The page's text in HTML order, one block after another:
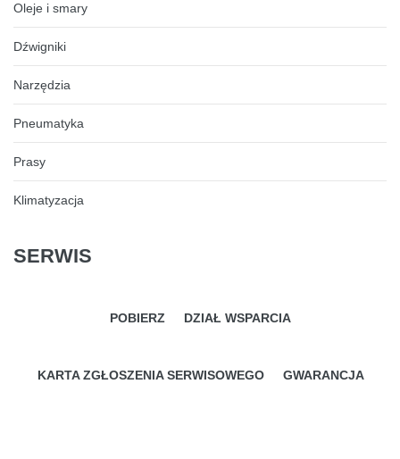
Oleje i smary
Dźwigniki
Narzędzia
Pneumatyka
Prasy
Klimatyzacja
SERWIS
POBIERZ DZIAŁ WSPARCIA
KARTA ZGŁOSZENIA SERWISOWEGO GWARANCJA